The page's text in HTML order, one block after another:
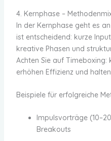
4. Kernphase –
In der Kernphase geht es
ist entscheidend: kurze
kreative Phasen und
Achten Sie auf
erhöhen Effizienz und
Beispiele für erfolgreiche
Impulsvorträge
Breakouts